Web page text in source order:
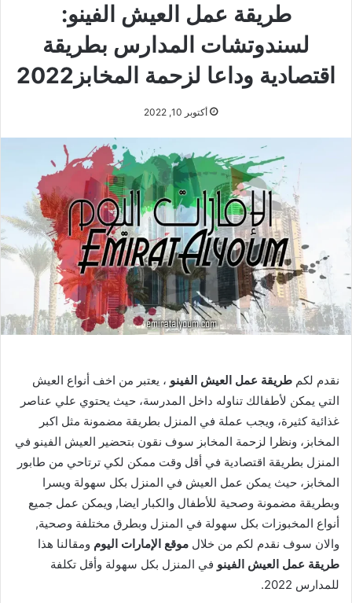
طريقة عمل العيش الفينو:
لسندوتشات المدارس بطريقة
اقتصادية وداعا لزحمة المخابز2022
أكتوبر 10, 2022
نقدم لكم طريقة عمل العيش الفينو ، يعتبر من اخف أنواع العيش
التي يمكن لأطفالك تناوله داخل المدرسة، حيث يحتوي علي عناصر
غذائية كثيرة، ويجب عملة في المنزل بطريقة مضمونة مثل اكبر
المخابز، ونظرا لزحمة المخابز سوف نقون بتحضير العيش الفينو في
المنزل بطريقة اقتصادية في أقل وقت ممكن لكي ترتاحي من طابور
المخابز، حيث يمكن عمل العيش في المنزل بكل سهولة ويسرا
وبطريقة مضمونة وصحية للأطفال والكبار ايضا, ويمكن عمل جميع
أنواع المخبوزات بكل سهولة في المنزل وبطرق مختلفة وصحية,
والان سوف نقدم لكم من خلال موقع الإمارات اليوم ومقالنا هذا
طريقة عمل العيش الفينو في المنزل بكل سهولة وأقل تكلفة
للمدارس 2022.